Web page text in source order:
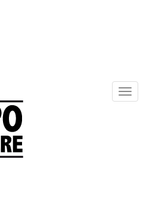
Toggle
navigation